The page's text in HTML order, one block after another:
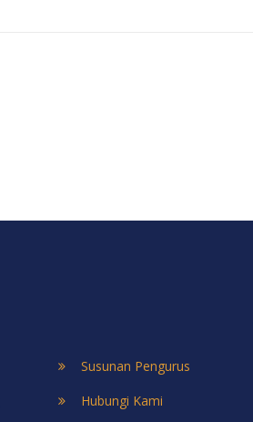
Susunan Pengurus
Hubungi Kami